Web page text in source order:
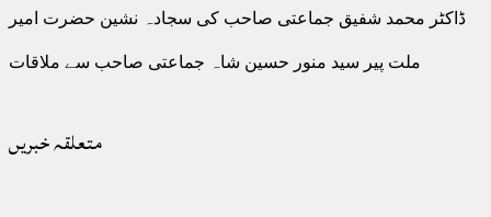
ڈاکٹر محمد شفیق جماعتی صاحب کی سجادہ نشین حضرت امیر
ملت پیر سید منور حسین شاہ جماعتی صاحب سے ملاقات
متعلقہ خبریں